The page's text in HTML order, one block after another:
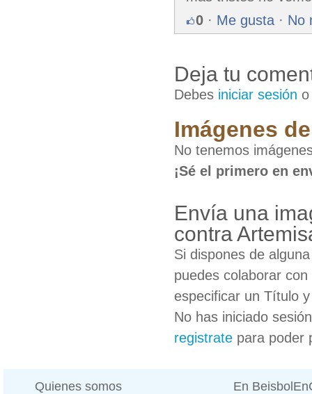
0 · Me gusta · No
Deja tu
Debes iniciar sesión
Imágenes
No tenemos
¡Sé el primero en
Envía una
contra
Si dispones de
puedes colaborar
especificar un Título
No has iniciado
registrate para poder
Quienes somos En